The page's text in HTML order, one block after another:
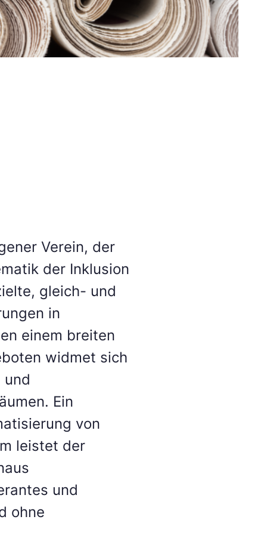
Verein, der
der Inklusion
gleich- und
in
einem breiten
widmet sich
und
Ein
von
leistet der
und
ohne